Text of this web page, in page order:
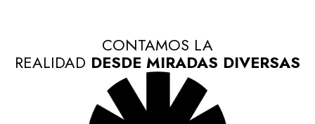
CONTAMOS LA
REALIDAD DESDE MIRADAS DIVERSAS